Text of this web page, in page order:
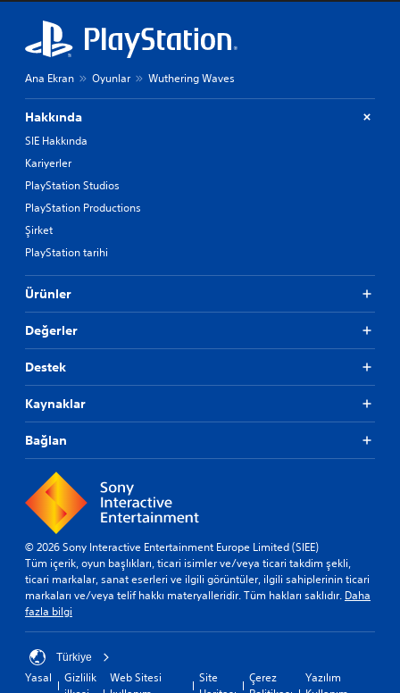
Ana Ekran Oyunlar Wuthering Waves
Hakkında
SIE Hakkında
Kariyerler
PlayStation Studios
PlayStation Productions
Şirket
PlayStation tarihi
Ürünler
Değerler
Destek
Kaynaklar
Bağlan
© 2026 Sony Interactive Entertainment Europe Limited (SIEE)
Tüm içerik, oyun başlıkları, ticari isimler ve/veya ticari takdim şekli,
ticari markalar, sanat eserleri ve ilgili görüntüler, ilgili sahiplerinin ticari
markaları ve/veya telif hakkı materyalleridir. Tüm hakları saklıdır. Daha
fazla bilgi
Türkiye
Yasal
Gizlilik
Web Sitesi
Site
Çerez
Yazılım